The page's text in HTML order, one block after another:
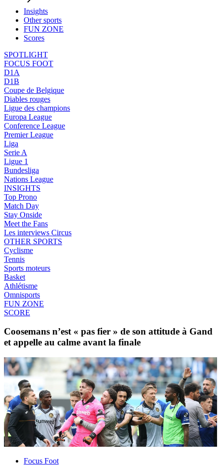
Insights
Other sports
FUN ZONE
Scores
SPOTLIGHT
FOCUS FOOT
D1A
D1B
Coupe de Belgique
Diables rouges
Ligue des champions
Europa League
Conference League
Premier League
Liga
Serie A
Ligue 1
Bundesliga
Nations League
INSIGHTS
Top Prono
Match Day
Stay Onside
Meet the Fans
Les interviews Circus
OTHER SPORTS
Cyclisme
Tennis
Sports moteurs
Basket
Athlétisme
Omnisports
FUN ZONE
SCORE
Coosemans n’est « pas fier » de son attitude à Gand
et appelle au calme avant la finale
Focus Foot